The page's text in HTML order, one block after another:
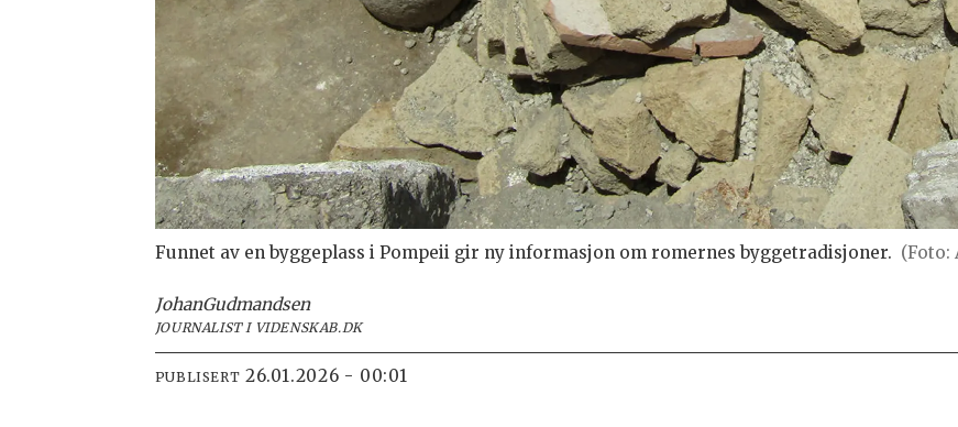
Funnet av en byggeplass i Pompeii gir ny informasjon om romernes byggetradisjoner. (Foto:
JohanGudmandsen
JOURNALIST I VIDENSKAB.DK
PUBLISERT 26.01.2026 - 00:01